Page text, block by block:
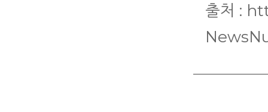
출처 :